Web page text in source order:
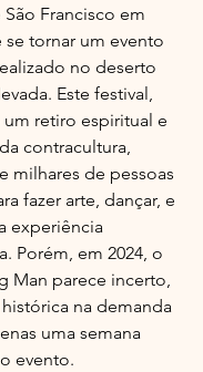
Francisco em
se tornar um evento
no deserto
Este festival,
retiro espiritual e
contracultura,
milhares de pessoas
fazer arte, dançar, e
experiência
Porém, em 2024, o
Man parece incerto,
na demanda
uma semana
evento.